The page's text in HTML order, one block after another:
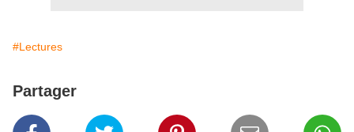
#Lectures
Partager